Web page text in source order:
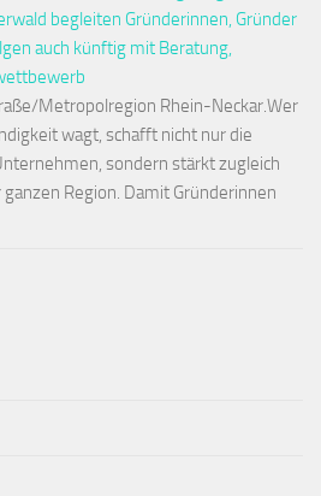
begleiten Gründerinnen, Gründer
auch künftig mit Beratung,
Metropolregion Rhein-Neckar.Wer
wagt, schafft nicht nur die
sondern stärkt zugleich
Region. Damit Gründerinnen